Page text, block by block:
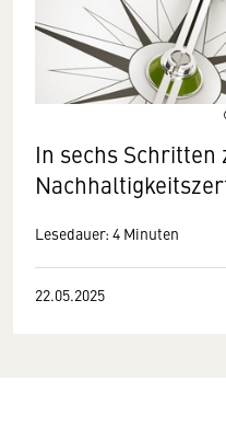
In sechs Schritten
Lesedauer: 4 Minuten
22.05.2025